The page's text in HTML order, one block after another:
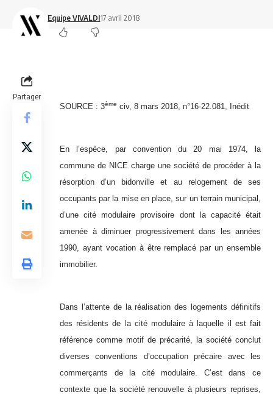
Equipe VIVALDI17 avril 2018
Partager
SOURCE : 3ème civ, 8 mars 2018, n°16-22.081, Inédit
En l’espèce, par convention du 20 mai 1974, la
commune de NICE charge une société de procéder à la
résorption d’un bidonville et au relogement de ses
occupants par la mise en place, sur un terrain municipal,
d’une cité modulaire provisoire dont la capacité était
amenée à diminuer progressivement dans les années
1990, ayant vocation à être remplacé par un ensemble
immobilier.
Dans l’attente de la réalisation des logements définitifs
des résidents de la cité modulaire à laquelle il est fait
référence comme motif de précarité, la société conclut
diverses conventions d’occupation précaire avec les
commerçants de la cité modulaire. C’est dans ce
contexte que la société renouvelle à plusieurs reprises,